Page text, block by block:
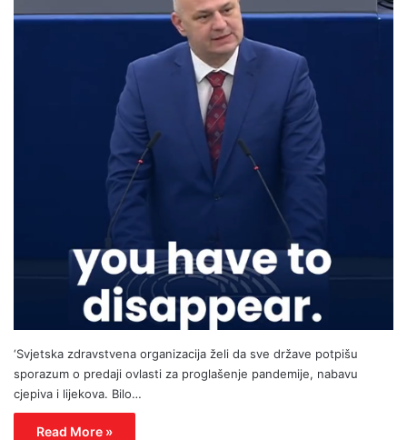
‘Svjetska zdravstvena organizacija želi da sve države potpišu
sporazum o predaji ovlasti za proglašenje pandemije, nabavu
cjepiva i lijekova. Bilo…
Read More »